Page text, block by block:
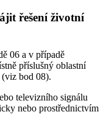
řešení životní
06 a v případě
příslušný oblastní
bod 08).
televizního signálu
nebo prostřednictvím